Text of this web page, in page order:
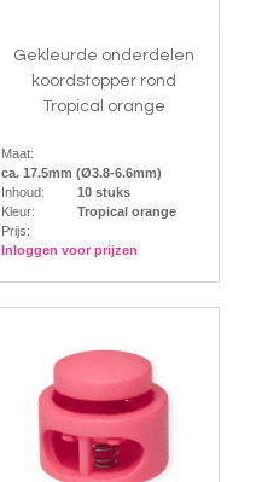
Gekleurde onderdelen
koordstopper rond
Tropical orange
Maat:
ca. 17.5mm (Ø3.8-6.6mm)
Inhoud:
10 stuks
Kleur:
Tropical orange
Prijs:
Inloggen voor prijzen